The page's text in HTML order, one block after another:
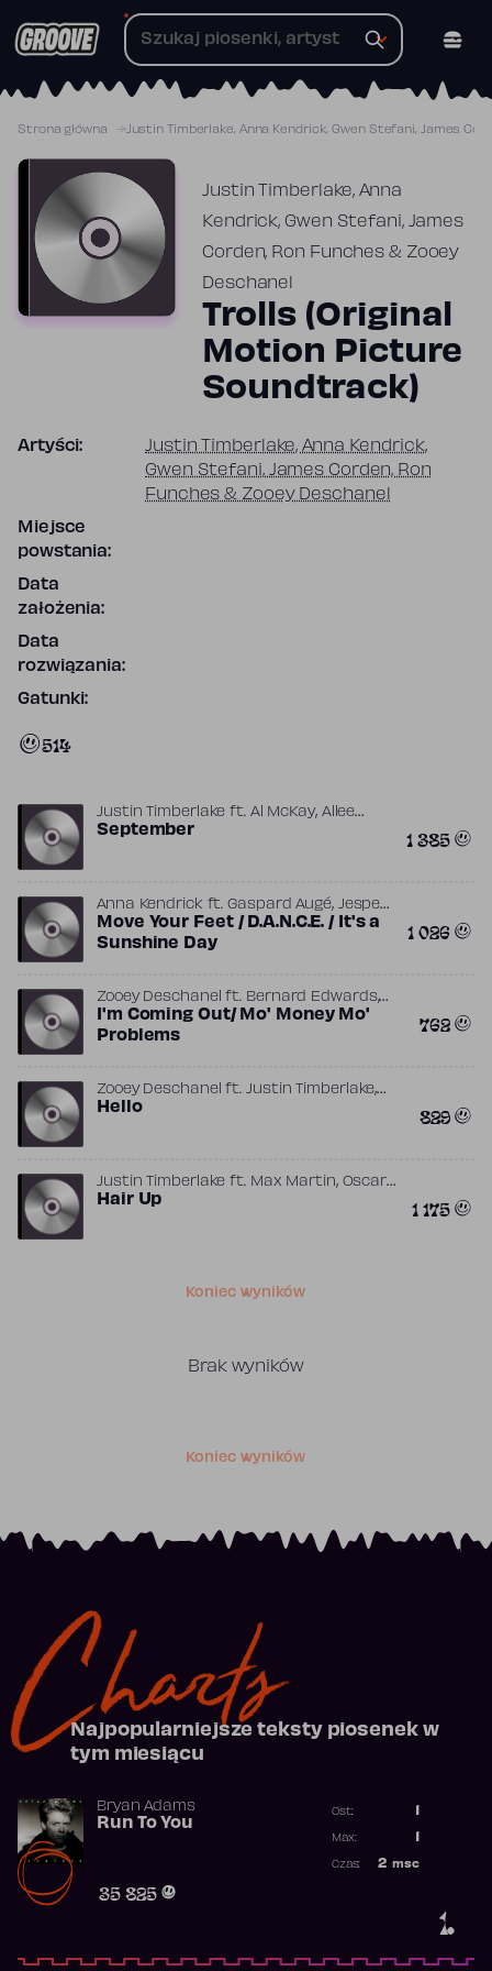
do
Strona główna Justin Timberlake, Anna Kendrick, Gwen Stefani, James
Justin Timberlake, Anna
Kendrick, Gwen Stefani, James
Corden, Ron Funches & Zooey
Deschanel
Trolls (Original
Motion Picture
Soundtrack)
Artyści:
Justin Timberlake, Anna Kendrick,
Gwen Stefani, James Corden, Ron
Funches & Zooey Deschanel
Miejsce
powstania:
Data
założenia:
Data
rozwiązania:
Gatunki:
514
Justin Timberlake ft. Al McKay, Allee
Willis,Earth, Wind & Fire
September 1 385
Anna Kendrick ft.Gaspard Augé, Jesper
Mortensen,Jessie Chaton ,Justin
Timberlake, Stephen McCarthy
Outfit (Producer)
Move Your Feet / D.A.N.C.E. / It's a
Sunshine Day
1 026
Zooey Deschanel ft. Bernard Edwards,
Justin Timberlake,Ma$e ,Nile Rodgers
Puff Daddy
I'm Coming Out/ Mo' Money Mo'
Problems
762
Zooey Deschanel ft. Justin Timberlake,
Lionel Richie
Hello 829
Justin Timberlake ft. Max Martin, Oscar
Holter,Savan Kotecha
Hair Up 1 175
Koniec wyników
Brak wyników
Koniec wyników
Charts
Najpopularniejsze teksty piosenek w
tym miesiącu
1.
Bryan Adams
Run To You
35 825
Ost.:
Max:
2 msc
Czas: